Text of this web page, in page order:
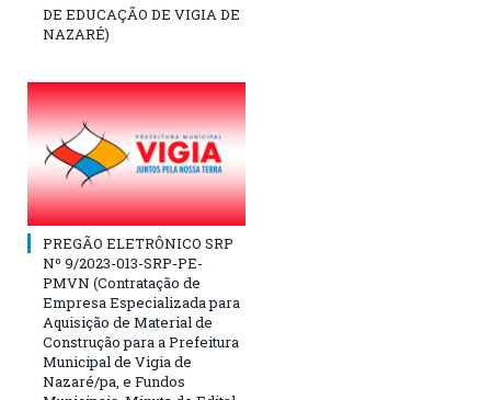
DE EDUCAÇÃO DE VIGIA DE
NAZARÉ)
PREGÃO ELETRÔNICO SRP
Nº 9/2023-013-SRP-PE-
PMVN (Contratação de
Empresa Especializada para
Aquisição de Material de
Construção para a Prefeitura
Municipal de Vigia de
Nazaré/pa, e Fundos